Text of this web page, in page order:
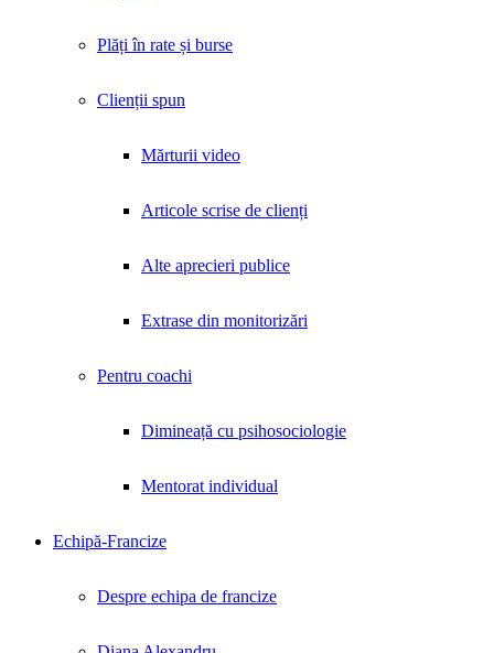
Plăți în rate și burse
Clienții spun
Mărturii video
Articole scrise de clienți
Alte aprecieri publice
Extrase din monitorizări
Pentru coachi
Dimineață cu psihosociologie
Mentorat individual
Echipă-Francize
Despre echipa de francize